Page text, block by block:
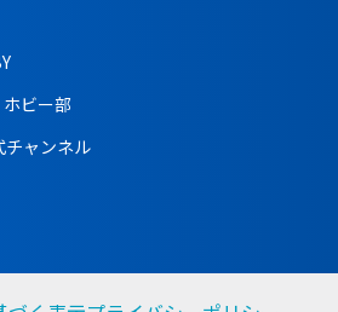
ビー部
チャンネル